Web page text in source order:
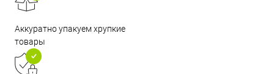
Аккуратно упакуем хрупкие
товары